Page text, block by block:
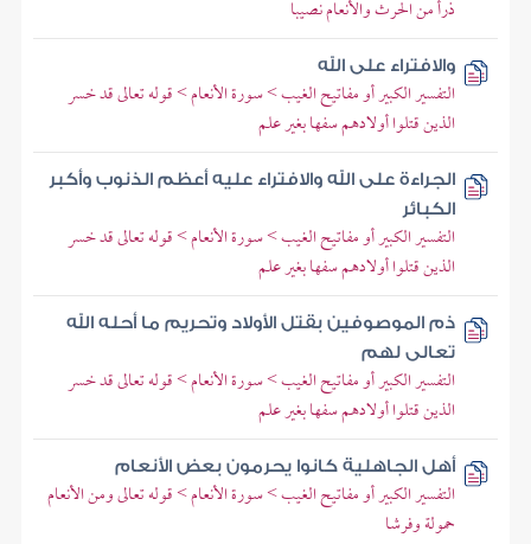
ذرأ من الحرث والأنعام نصيبا
والافتراء على الله
التفسير الكبير أو مفاتيح الغيب > سورة الأنعام > قوله تعالى قد خسر
الذين قتلوا أولادهم سفها بغير علم
الجراءة على الله والافتراء عليه أعظم الذنوب وأكبر
الكبائر
التفسير الكبير أو مفاتيح الغيب > سورة الأنعام > قوله تعالى قد خسر
الذين قتلوا أولادهم سفها بغير علم
ذم الموصوفين بقتل الأولاد وتحريم ما أحله الله
تعالى لهم
التفسير الكبير أو مفاتيح الغيب > سورة الأنعام > قوله تعالى قد خسر
الذين قتلوا أولادهم سفها بغير علم
أهل الجاهلية كانوا يحرمون بعض الأنعام
التفسير الكبير أو مفاتيح الغيب > سورة الأنعام > قوله تعالى ومن الأنعام
حمولة وفرشا